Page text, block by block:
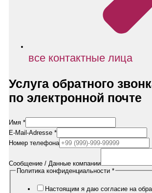
все контактные лица
Услуга обратного
по электронной почте
Имя *
E-Mail-Adresse *
Номер телефона
Сообщение / Данные компании
Firmendaten
Политика конфиденциальности *
Настоящим я даю согласие на